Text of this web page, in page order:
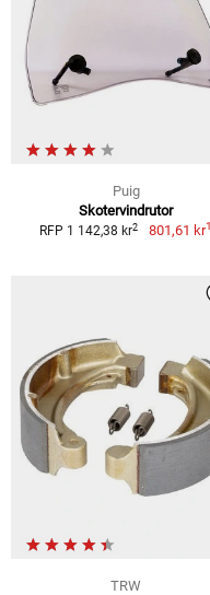
Puig
Skotervindrutor
RFP 1 142,38 kr2 801,61 kr1
TRW